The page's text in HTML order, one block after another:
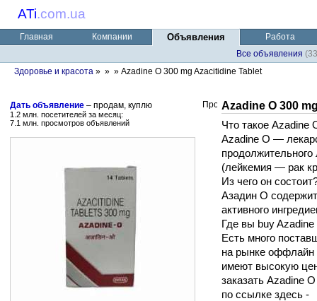
ATi.com.ua
Главная Компании Объявления
Работа
Все объявления
Здоровье и красота » » » Azadine O 300 mg Azacitidine Tablet
Дать объявление – продам, куплю
1.2 млн. посетителей за месяц:
7.1 млн. просмотров объявлений
Azadine O 300
Что такое Azadine
Azadine O —
продолжительного
(лейкемия — рак
Из чего он
Азадин О
активного
Где вы buy
Есть много
на рынке оффлайн
имеют высокую
заказать Azadine
по ссылке здесь -